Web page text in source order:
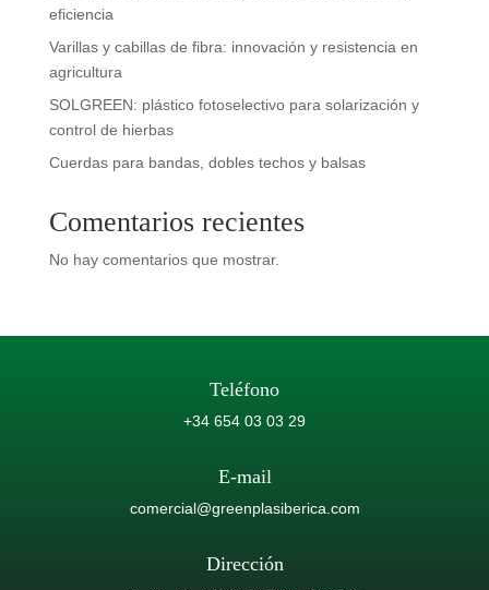
eficiencia
Varillas y cabillas de fibra: innovación y resistencia en
agricultura
SOLGREEN: plástico fotoselectivo para solarización y
control de hierbas
Cuerdas para bandas, dobles techos y balsas
Comentarios recientes
No hay comentarios que mostrar.
Teléfono
+34 654 03 03 29
E-mail
comercial@greenplasiberica.com
Dirección